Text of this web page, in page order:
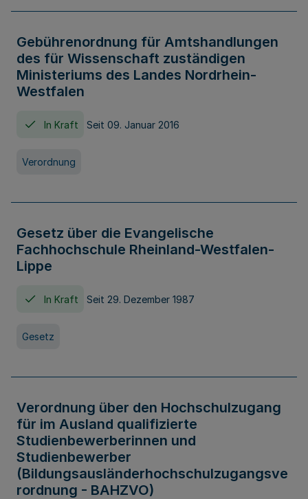
Gebührenordnung für Amtshandlungen
des für Wissenschaft zuständigen
Ministeriums des Landes Nordrhein-
Westfalen
In Kraft Seit 09. Januar 2016
Verordnung
Gesetz über die Evangelische
Fachhochschule Rheinland-Westfalen-
Lippe
In Kraft Seit 29. Dezember 1987
Gesetz
Verordnung über den Hochschulzugang
für im Ausland qualifizierte
Studienbewerberinnen und
Studienbewerber
(Bildungsausländerhochschulzugangsve
rordnung - BAHZVO)